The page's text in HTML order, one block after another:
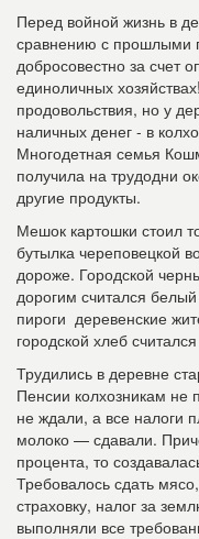
Перед войной жизнь в
сравнению с прошлыми
добросовестно за счет
единоличных
продовольствия, но у
наличных денег - в
Многодетная семья
получила на трудодни
другие продукты.
Мешок картошки стоил
бутылка череповецкой
дороже. Городской
дорогим считался
пироги деревенские
городской хлеб
Трудились в деревне
Пенсии колхозникам не
не ждали, а все налоги
молоко — сдавали.
процента, то
Требовалось сдать
страховку, налог за
выполняли все